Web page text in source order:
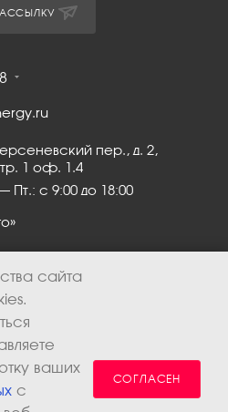
пер., д. 2,
1 оф. 1.4
с 9:00 до 18:00
сайта
ваших
с
СОГЛАСЕН